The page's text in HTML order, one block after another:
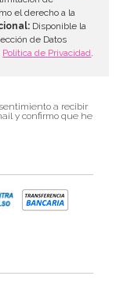
el derecho a la
Disponible la
de Datos
Política de Privacidad.
a recibir
y confirmo que he